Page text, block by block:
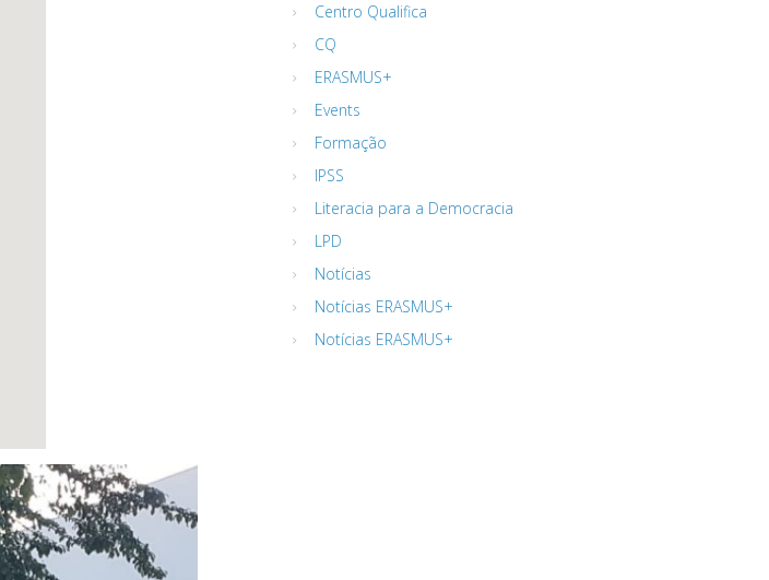
Centro Qualifica
CQ
ERASMUS+
Events
Formação
IPSS
Literacia para a Democracia
LPD
Notícias
Notícias ERASMUS+
Notícias ERASMUS+